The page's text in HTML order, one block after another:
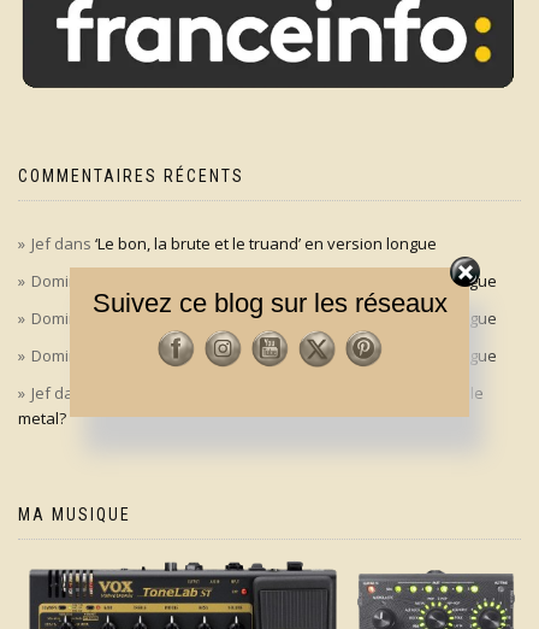
COMMENTAIRES RÉCENTS
Jefdans ‘Le bon, la brute et le truand’ en version longue
Dominique
‘Le bon, la brute et le truand’ en version longue
Dominique dans‘Le bon, la brute et le truand’ en version longue
Dominique
‘Le bon, la brute et le truand’ en version longue
Jefdans
Aldo Maccione à l’origine du signe des cornes dans le
metal?
MA MUSIQUE
Suivez ce blog sur les réseaux